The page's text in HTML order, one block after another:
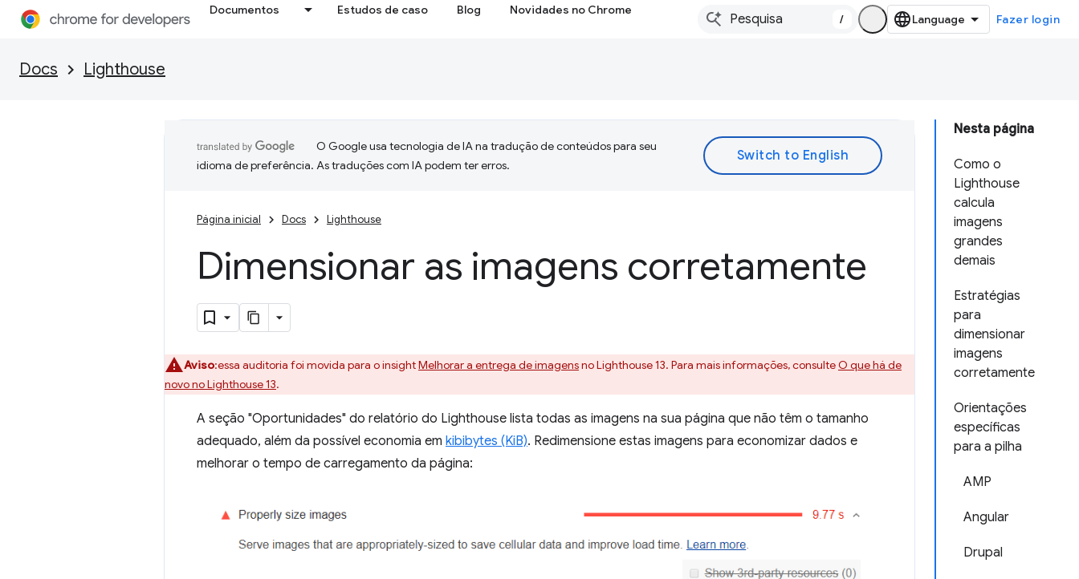
Documentos Estudos de caso Blog Novidades no Chrome
/ Fazer login
Docs Lighthouse
Nesta página
Como o
Lighthouse
calcula
imagens
grandes
demais
Estratégias
para
dimensionar
imagens
corretamente
Orientações
específicas
para a pilha
AMP
Angular
Drupal
O Google usa tecnologia de IA na tradução de conteúdos para seu
idioma de preferência. As traduções com IA podem ter erros.
Página inicial Docs Lighthouse
Dimensionar as imagens corretamente
Aviso:essa auditoria foi movida para o insightMelhorar a entrega de imagensno Lighthouse 13. Para mais informações, consulteO que há de
novo no Lighthouse 13.
A seção "Oportunidades" do relatório do Lighthouse lista todas as imagens na sua página que não têm o tamanho
adequado, além da possível economia em kibibytes (KiB). Redimensione estas imagens para economizar dados e
melhorar o tempo de carregamento da página: